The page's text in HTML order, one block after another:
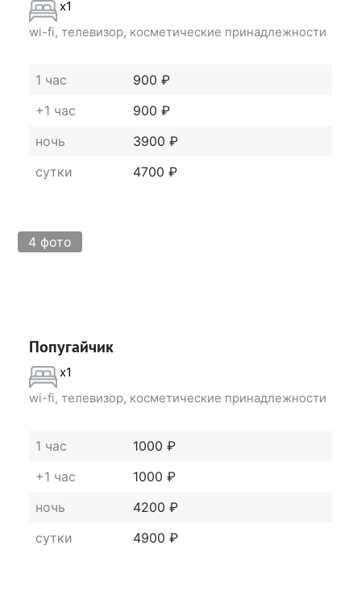
x1
wi-fi, телевизор, косметические принадлежности
1 час
900 ₽
+1 час
900 ₽
ночь
3900 ₽
сутки
4700 ₽
4 фото
Попугайчик
x1
wi-fi, телевизор, косметические принадлежности
1 час
1000 ₽
+1 час
1000 ₽
ночь
4200 ₽
сутки
4900 ₽